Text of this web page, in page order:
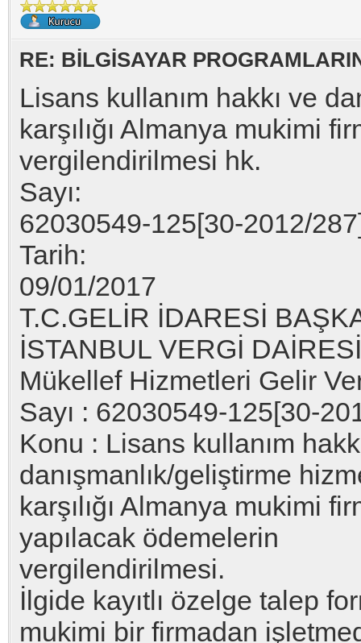
RE: BİLGİSAYAR
Lisans kullanım hakkı ve
karşılığı Almanya mukimi
vergilendirilmesi hk.
Sayı:
62030549-125[30-2012/
Tarih:
09/01/2017
T.C.GELİR İDARESİ
İSTANBUL VERGİ
Mükellef Hizmetleri Gelir
Sayı : 62030549-125[30-
Konu : Lisans kullanım
danışmanlık/geliştirme
karşılığı Almanya mukimi
yapılacak ödemelerin
vergilendirilmesi.
İlgide kayıtlı özelge talep
mukimi bir firmadan